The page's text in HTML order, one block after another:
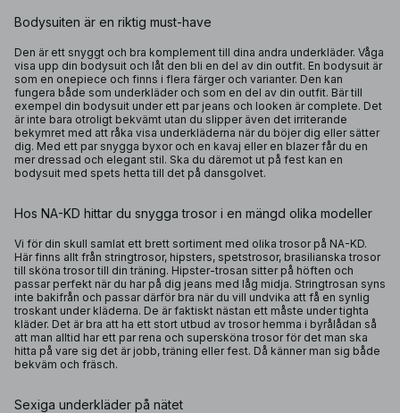
Bodysuiten är en riktig must-have
Den är ett snyggt och bra komplement till dina andra underkläder. Våga
visa upp din bodysuit och låt den bli en del av din outfit. En bodysuit är
som en onepiece och finns i flera färger och varianter. Den kan
fungera både som underkläder och som en del av din outfit. Bär till
exempel din bodysuit under ett par jeans och looken är complete. Det
är inte bara otroligt bekvämt utan du slipper även det irriterande
bekymret med att råka visa underkläderna när du böjer dig eller sätter
dig. Med ett par snygga byxor och en kavaj eller en blazer får du en
mer dressad och elegant stil. Ska du däremot ut på fest kan en
bodysuit med spets hetta till det på dansgolvet.
Hos NA-KD hittar du snygga trosor i en mängd olika modeller
Vi för din skull samlat ett brett sortiment med olika trosor på NA-KD.
Här finns allt från stringtrosor, hipsters, spetstrosor, brasilianska trosor
till sköna trosor till din träning. Hipster-trosan sitter på höften och
passar perfekt när du har på dig jeans med låg midja. Stringtrosan syns
inte bakifrån och passar därför bra när du vill undvika att få en synlig
troskant under kläderna. De är faktiskt nästan ett måste under tighta
kläder. Det är bra att ha ett stort utbud av trosor hemma i byrålådan så
att man alltid har ett par rena och supersköna trosor för det man ska
hitta på vare sig det är jobb, träning eller fest. Då känner man sig både
bekväm och fräsch.
Sexiga underkläder på nätet